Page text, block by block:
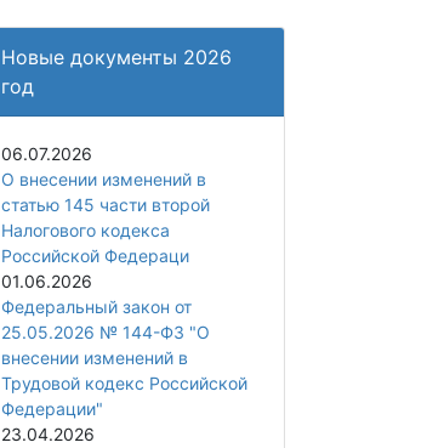
Новые документы 2026
год
06.07.2026
О внесении изменений в
статью 145 части второй
Налогового кодекса
Российской Федераци
01.06.2026
Федеральный закон от
25.05.2026 № 144-ФЗ "О
внесении изменений в
Трудовой кодекс Российской
Федерации"
23.04.2026